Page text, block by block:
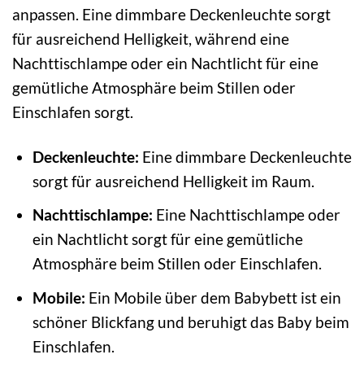
anpassen. Eine dimmbare Deckenleuchte sorgt
für ausreichend Helligkeit, während eine
Nachttischlampe oder ein Nachtlicht für eine
gemütliche Atmosphäre beim Stillen oder
Einschlafen sorgt.
Deckenleuchte: Eine dimmbare Deckenleuchte
sorgt für ausreichend Helligkeit im Raum.
Nachttischlampe: Eine Nachttischlampe oder
ein Nachtlicht sorgt für eine gemütliche
Atmosphäre beim Stillen oder Einschlafen.
Mobile: Ein Mobile über dem Babybett ist ein
schöner Blickfang und beruhigt das Baby beim
Einschlafen.